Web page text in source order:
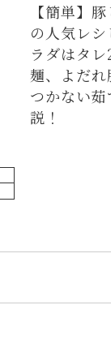
【簡単】
の人気レ
ラダはタ
麺、よだ
つかない
説！